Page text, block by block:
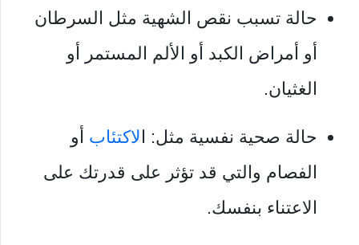
حالة تسبب نقص الشهية مثل السرطان
أو أمراض الكبد أو الألم المستمر أو
الغثيان.
حالة صحية نفسية مثل: الاكتئاب أو
الفصام والتي قد تؤثر على قدرتك على
الاعتناء بنفسك.